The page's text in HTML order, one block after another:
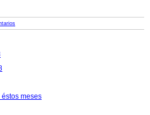
meses